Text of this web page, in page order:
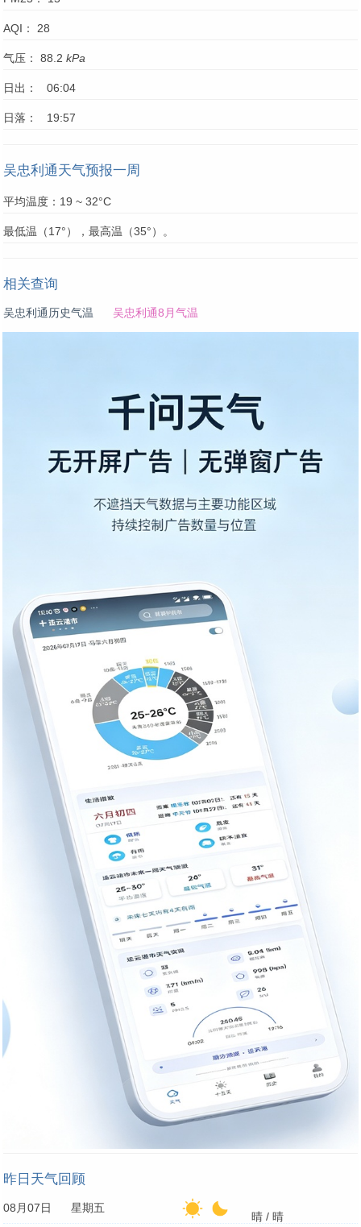
AQI： 28
气压： 88.2 kPa
日出： 06:04
日落： 19:57
吴忠利通天气预报一周
平均温度：19 ~ 32°C
最低温（17°），最高温（35°）。
相关查询
吴忠利通历史气温 吴忠利通8月气温
昨日天气回顾
08月07日 星期五
晴 / 晴